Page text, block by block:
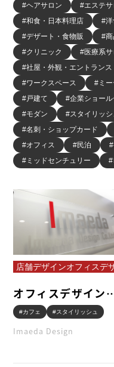
#ヘアサロン #エステサ
#和食・日本料理店
#
#デザート・食物販
#
#クリニック
#医療系
#社屋・外観・エントランス
#ワークスペース
#ミ
#戸建て
#企業ショール
#モダン
#スタイリッシ
#名刺・ショップカード
#オフィス
#民泊
#ミッドセンチュリー
#
店舗デザインオフィスデ
オフィスデザイ
ImaedaDes…
#カフェ #スタイリッシュ
Imaeda Design